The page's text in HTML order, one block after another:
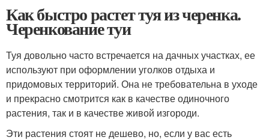
Как быстро растет туя из черенка.
Черенкование туи
Туя довольно часто встречается на дачных участках, ее
используют при оформлении уголков отдыха и
придомовых территорий. Она не требовательна в уходе
и прекрасно смотрится как в качестве одиночного
растения, так и в качестве живой изгороди.
Эти растения стоят не дешево, но, если у вас есть